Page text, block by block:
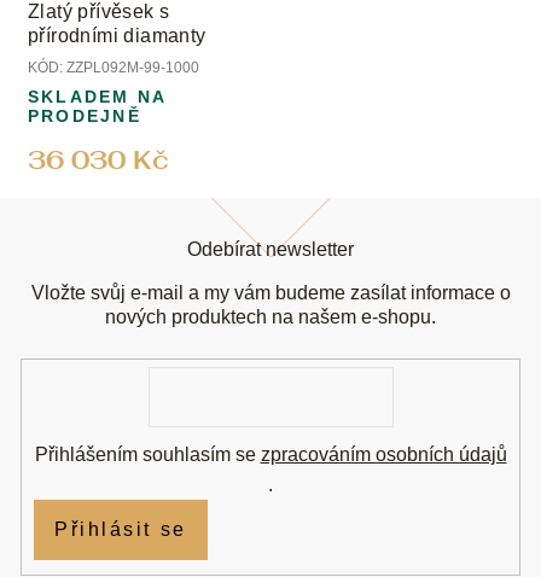
Zlatý přívěsek s
přírodními diamanty
KÓD: ZZPL092M-99-1000
36 030 Kč
SKLADEM NA
PRODEJNĚ
Odebírat newsletter
Vložte svůj e-mail a my vám budeme zasílat informace o
nových produktech na našem e-shopu.
Přihlášením souhlasím se zpracováním osobních údajů
.
Přihlásit se